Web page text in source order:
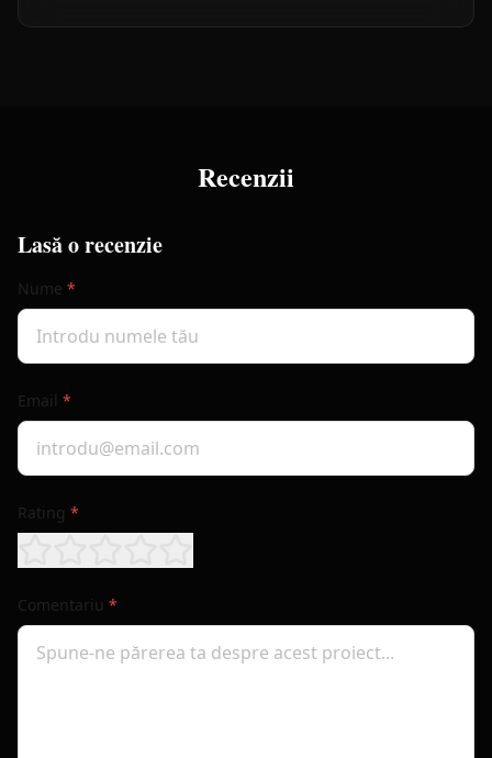
Recenzii
Lasă o recenzie
Nume *
Email *
Rating *
Comentariu *